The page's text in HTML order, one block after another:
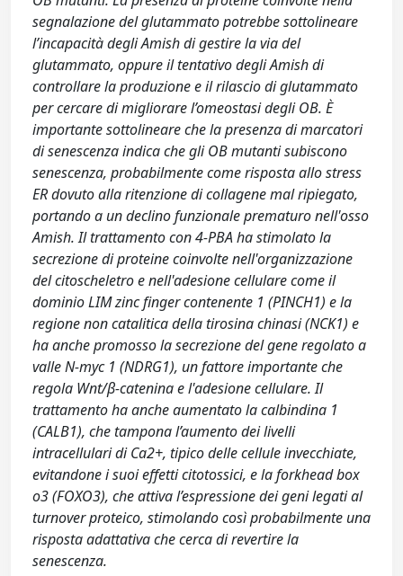
segnalazione del glutammato potrebbe sottolineare
l’incapacità degli Amish di gestire la via del
glutammato, oppure il tentativo degli Amish di
controllare la produzione e il rilascio di glutammato
per cercare di migliorare l’omeostasi degli OB. È
importante sottolineare che la presenza di marcatori
di senescenza indica che gli OB mutanti subiscono
senescenza, probabilmente come risposta allo stress
ER dovuto alla ritenzione di collagene mal ripiegato,
portando a un declino funzionale prematuro nell'osso
Amish. Il trattamento con 4-PBA ha stimolato la
secrezione di proteine coinvolte nell'organizzazione
del citoscheletro e nell'adesione cellulare come il
dominio LIM zinc finger contenente 1 (PINCH1) e la
regione non catalitica della tirosina chinasi (NCK1) e
ha anche promosso la secrezione del gene regolato a
valle N-myc 1 (NDRG1), un fattore importante che
regola Wnt/β-catenina e l'adesione cellulare. Il
trattamento ha anche aumentato la calbindina 1
(CALB1), che tampona l’aumento dei livelli
intracellulari di Ca2+, tipico delle cellule invecchiate,
evitandone i suoi effetti citotossici, e la forkhead box
o3 (FOXO3), che attiva l’espressione dei geni legati al
turnover proteico, stimolando così probabilmente una
risposta adattativa che cerca di revertire la
senescenza.